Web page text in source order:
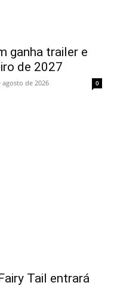
ganha trailer e
de 2027
agosto de 2026 0
Tail entrará